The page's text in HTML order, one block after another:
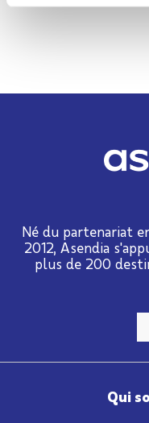
Né du partenariat
2012, Asendia
plus de 200
Qui